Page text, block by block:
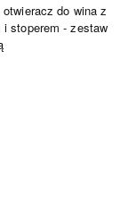
do wina z
i stoperem - zestaw